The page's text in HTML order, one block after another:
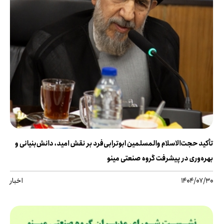
تأکید حجت‌الاسلام والمسلمین ابوترابی‌فرد بر نقش امید، دانش‌بنیانی و
بهره‌وری در پیشرفت گروه صنعتی مینو
1404/07/30 اخبار